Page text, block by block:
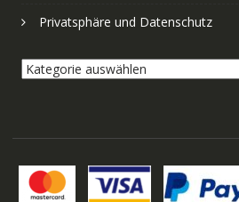
Privatsphäre und Datenschutz
Kategorie